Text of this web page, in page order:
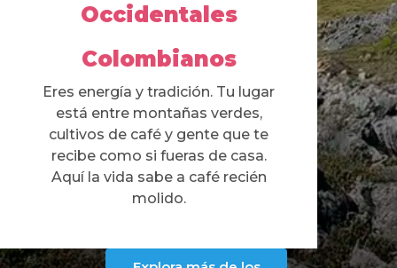
Occidentales
Colombianos​​
Eres energía y tradición. Tu lugar
está entre montañas verdes,
cultivos de café y gente que te
recibe como si fueras de casa.
Aquí la vida sabe a café recién
molido.​